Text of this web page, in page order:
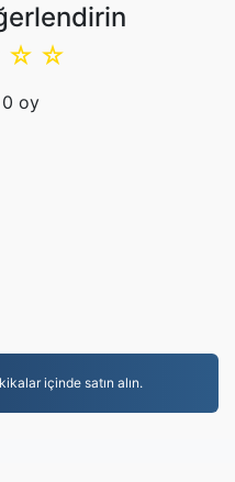
☆
☆
0 oy
içinde satın alın.